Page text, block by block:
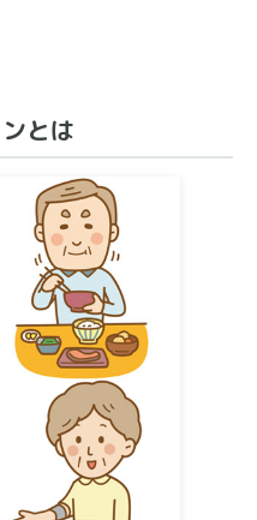
とは